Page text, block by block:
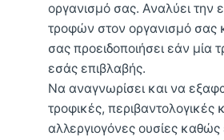
οργανισμό σας. Αναλύει την
τροφών στον οργανισμό σας
σας προειδοποιήσει εάν μία
εσάς επιβλαβής.
Να αναγνωρίσει και να
τροφικές, περιβαντολογικές
αλλεργιογόνες ουσίες